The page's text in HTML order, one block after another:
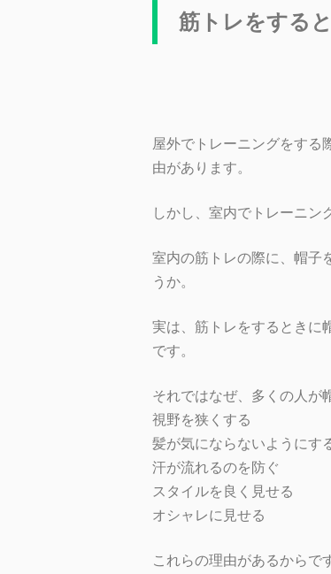
筋トレをする
屋外でトレーニングをする
由があります。
しかし、室内でトレーニン
室内の筋トレの際に、帽子
うか。
実は、筋トレをするときに
です。
それではなぜ、多くの人が
視野を狭くする
髪が気にならないようにす
汗が流れるのを防ぐ
スタイルを良く見せる
オシャレに見せる
これらの理由があるからで